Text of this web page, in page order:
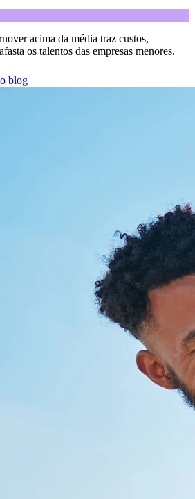
acima da média traz custos,
os talentos das empresas menores.
blog